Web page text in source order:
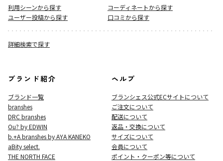
利用シーンから探す
コーディネートから探す
ユーザー投稿から探す
口コミから探す
詳細検索で探す
ブランド紹介
ブランド一覧
branshes
DRC branshes
Ou? by EDWIN
b.+A branshes by AYA KANEKO
aBity select.
THE NORTH FACE
ヘルプ
ブランシェス公式ECサイトについて
ご注文について
配送について
返品・交換について
サイズについて
会員について
ポイント・クーポン等について